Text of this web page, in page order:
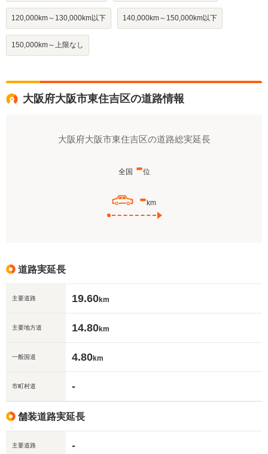
120,000km～130,000km以下 140,000km～150,000km以下
150,000km～上限なし
大阪府大阪市東住吉区の道路情報
大阪府大阪市東住吉区の道路総実延長
全国 -位
- km
道路実延長
主要道路 19.60km
主要地方道 14.80km
一般国道 4.80km
市町村道 -
舗装道路実延長
主要道路 -